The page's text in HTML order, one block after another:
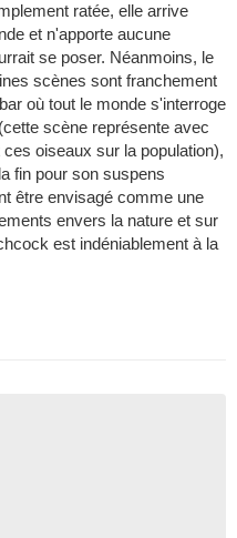
ratée, elle arrive
et n'apporte aucune
se poser. Néanmoins, le
scènes sont franchement
où tout le monde s'interroge
scène représente avec
oiseaux sur la population),
fin pour son suspens
être envisagé comme une
envers la nature et sur
est indéniablement à la